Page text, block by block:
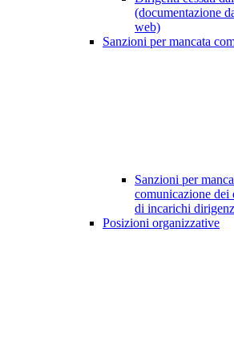
(documentazione
web)
Sanzioni per mancata
Sanzioni per
comunicazione dei
di incarichi
Posizioni organizzative